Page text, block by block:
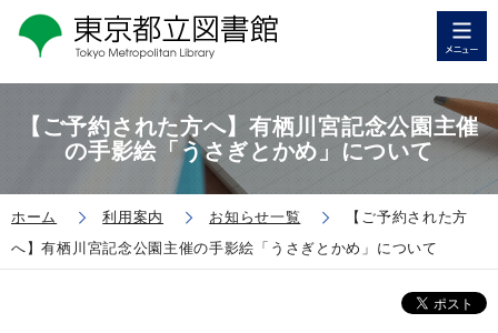
【ご予約された方へ】有栖川宮記念公園主催
の手影絵「うさぎとかめ」について
ホーム 利用案内 お知らせ一覧
【ご予約された方
へ】有栖川宮記念公園主催の手影絵「うさぎとかめ」について